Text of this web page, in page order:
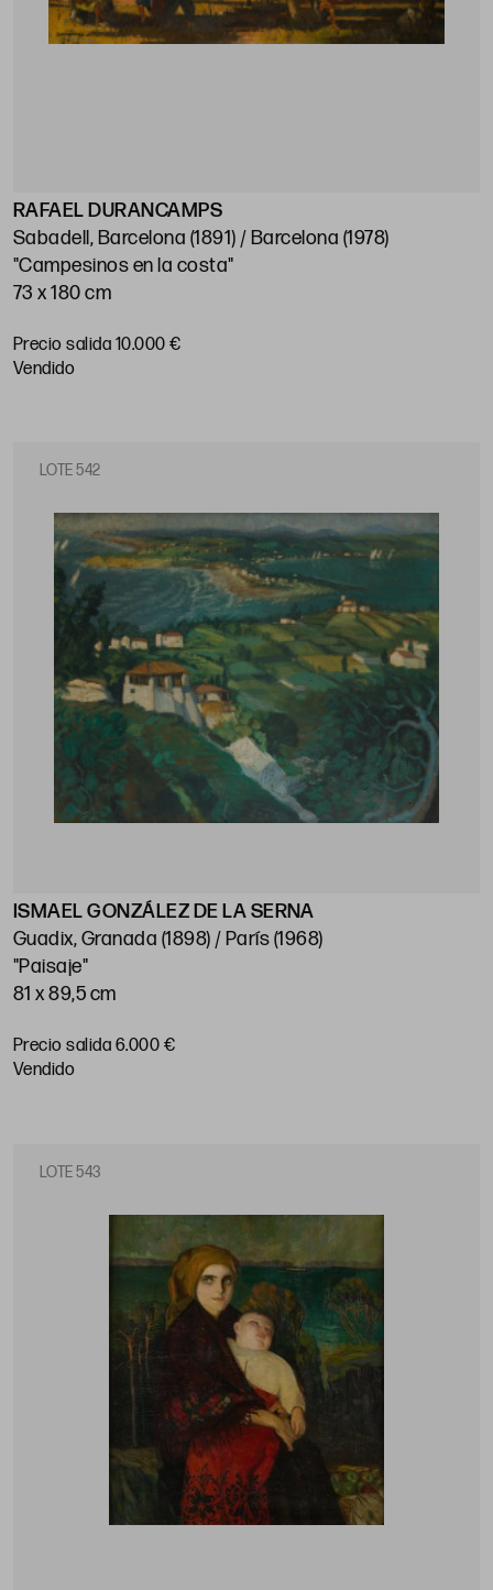
RAFAEL DURANCAMPS
Sabadell, Barcelona (1891) / Barcelona (1978)
"Campesinos en la costa"
73 x 180 cm
Precio salida 10.000 €
vendido
LOTE 542
ISMAEL GONZÁLEZ DE LA SERNA
Guadix, Granada (1898) / París (1968)
"Paisaje"
81 x 89,5 cm
Precio salida 6.000 €
vendido
LOTE 543